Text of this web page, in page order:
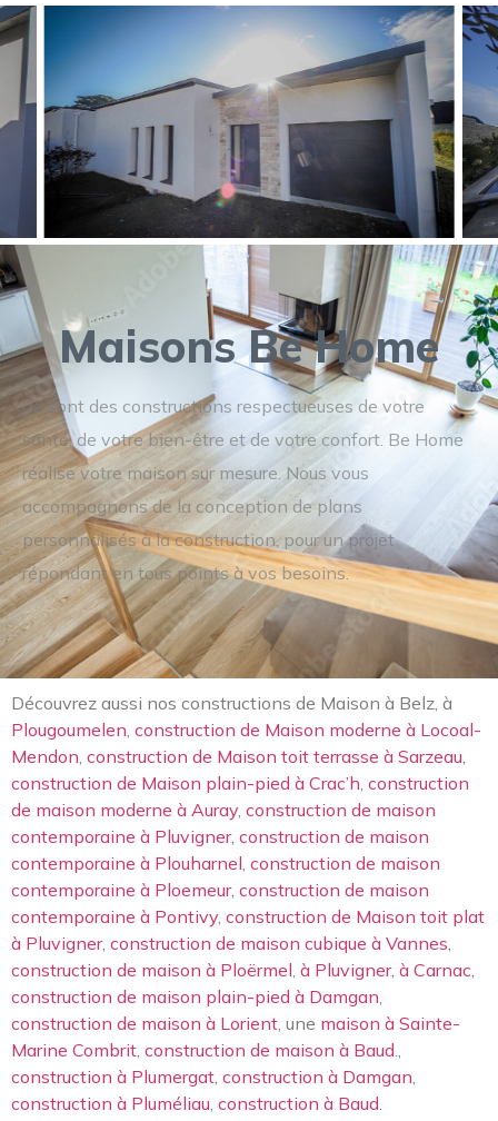
Maisons Be Home
Ce sont des constructions respectueuses de votre
santé, de votre bien-être et de votre confort. Be Home
réalise votre maison sur mesure. Nous vous
accompagnons de la conception de plans
personnalisés à la construction, pour un projet
répondant en tous points à vos besoins.
Découvrez aussi nos constructions de Maison à Belz, à
Plougoumelen, construction de Maison moderne à Locoal-
Mendon, construction de Maison toit terrasse à Sarzeau,
construction de Maison plain-pied à Crac’h, construction
de maison moderne à Auray, construction de maison
contemporaine à Pluvigner, construction de maison
contemporaine à Plouharnel, construction de maison
contemporaine à Ploemeur, construction de maison
contemporaine à Pontivy, construction de Maison toit plat
à Pluvigner, construction de maison cubique à Vannes,
construction de maison à Ploërmel, à Pluvigner, à Carnac,
construction de maison plain-pied à Damgan,
construction de maison à Lorient, une maison à Sainte-
Marine Combrit, construction de maison à Baud.,
construction à Plumergat, construction à Damgan,
construction à Pluméliau, construction à Baud.